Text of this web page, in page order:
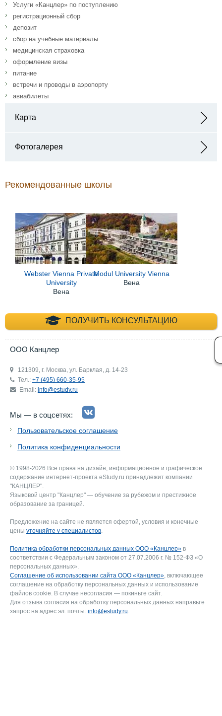
Услуги «Канцлер» по поступлению
регистрационный сбор
депозит
сбор на учебные материалы
медицинская страховка
оформление визы
питание
встречи и проводы в аэропорту
авиабилеты
Карта
Фотогалерея
Рекомендованные школы
Webster Vienna Private
University
Вена
Modul University Vienna
Вена
ПОЛУЧИТЬ КОНСУЛЬТАЦИЮ
+7 (495) 660-35-
ООО Канцлер
121309, г. Москва, ул. Барклая, д. 14-23
Тел.: +7 (495) 660-35-95
Email: info@estudy.ru
Мы — в соцсетях:
Пользовательское соглашение
Политика конфиденциальности
© 1998-2026 Все права на дизайн, информационное и графическое
содержание интернет-проекта eStudy.ru принадлежит компании
"КАНЦЛЕР".
Языковой центр "Канцлер" — обучение за рубежом и престижное
образование за границей.
Предложение на сайте не является офертой, условия и конечные
цены уточняйте у специалистов.
Политика обработки персональных данных ООО «Канцлер» в
соответствии с Федеральным законом от 27.07.2006 г. № 152-ФЗ «О
персональных данных».
Соглашение об использовании сайта ООО «Канцлер», включающее
соглашение на обработку персональных данных и использование
файлов cookie. В случае несогласия — покиньте сайт.
Для отзыва согласия на обработку персональных данных направьте
запрос на адрес эл. почты: info@estudy.ru.